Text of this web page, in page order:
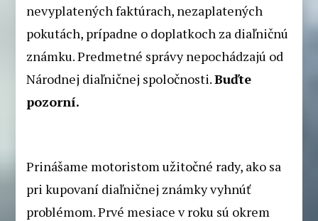
nevyplatených faktúrach, nezaplatených
pokutách, prípadne o doplatkoch za diaľničnú
známku. Predmetné správy nepochádzajú od
Národnej diaľničnej spoločnosti.Buďte
pozorní.
Prinášame motoristom užitočné rady, ako sa
pri kupovaní diaľničnej známky vyhnúť
problémom. Prvé mesiace v roku sú okrem